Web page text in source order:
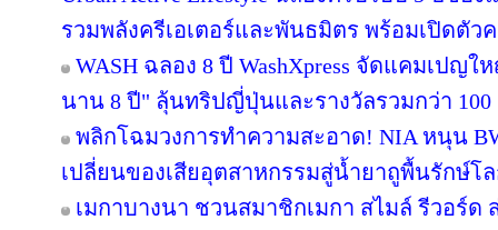
รวมพลังครีเอเตอร์และพันธมิตร พร้อมเปิดตัว
WASH ฉลอง 8 ปี WashXpress จัดแคมเปญ
นาน 8 ปี" ลุ้นทริปญี่ปุ่นและรางวัลรวมกว่า 100
พลิกโฉมวงการทำความสะอาด! NIA หนุน
เปลี่ยนของเสียอุตสาหกรรมสู่น้ำยาถูพื้นรักษ์โ
เมกาบางนา ชวนสมาชิกเมกา สไมล์ รีวอร์ด